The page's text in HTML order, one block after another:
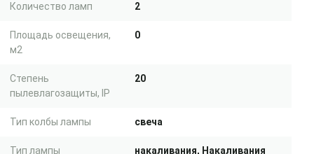
Количество ламп 2
Площадь освещения,
м2
0
Степень
пылевлагозащиты, IP
20
Тип колбы лампы свеча
Тип лампы накаливания, Накаливания